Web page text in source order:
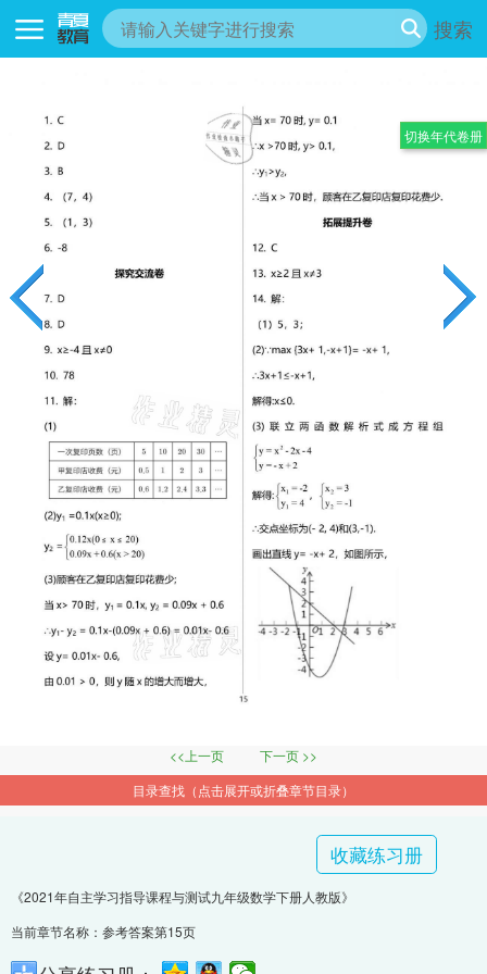
搜索
<<上一页
下一页 >>
目录查找（点击展开或折叠章节目录）
收藏练习册
《2021年自主学习指导课程与测试九年级数学下册人教版》
当前章节名称：参考答案第15页
切换年代卷册